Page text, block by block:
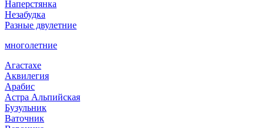
Наперстянка
Незабудка
Разные двулетние
многолетние
Агастахе
Аквилегия
Арабис
Астра Альпийская
Бузульник
Ваточник